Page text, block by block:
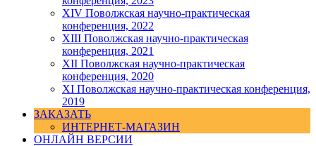
ХIV Поволжская научно-практическая
конференция, 2022
ХIII Поволжская научно-практическая
конференция, 2021
ХII Поволжская научно-практическая
конференция, 2020
XI Поволжская научно-практическая конференция,
2019
ЗАКАЗАТЬ
ИНТЕРНЕТ-МАГАЗИН
ОНЛАЙН ВЕРСИИ